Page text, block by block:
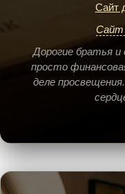
Сайт
Сайт
Дорогие братья
просто
деле